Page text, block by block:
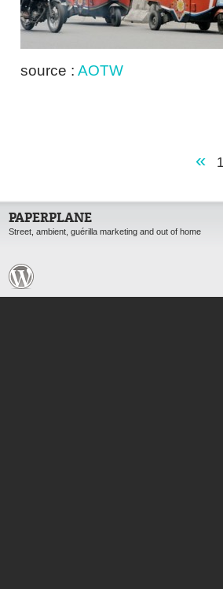
source : AOTW
« 1
PAPERPLANE
Street, ambient, guérilla marketing and out of home